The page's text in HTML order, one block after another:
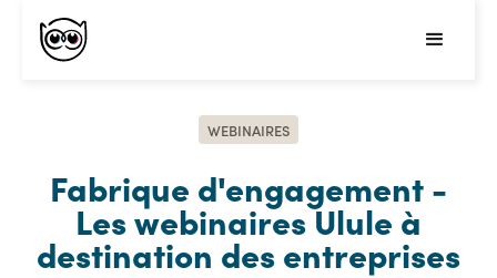
WEBINAIRES
Fabrique d'engagement -
Les webinaires Ulule à
destination des entreprises